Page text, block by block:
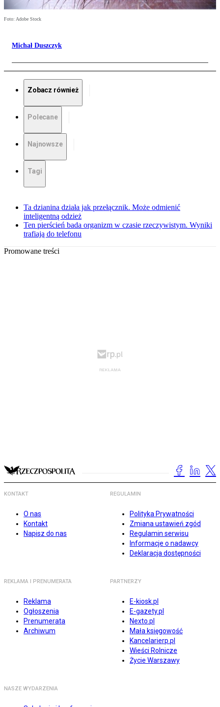
Foto: Adobe Stock
Michał Duszczyk
Zobacz również
Polecane
Najnowsze
Tagi
Ta dzianina działa jak przełącznik. Może odmienić
inteligentną odzież
Ten pierścień bada organizm w czasie rzeczywistym. Wyniki
trafiają do telefonu
Promowane treści
KONTAKT
O nas
Kontakt
Napisz do nas
REGULAMIN
Polityka Prywatności
Zmiana ustawień zgód
Regulamin serwisu
Informacje o nadawcy
Deklaracja dostępności
REKLAMA I PRENUMERATA
Reklama
Ogłoszenia
Prenumerata
Archiwum
PARTNERZY
E-kiosk.pl
E-gazety.pl
Nexto.pl
Mała księgowość
Kancelarierp.pl
Wieści Rolnicze
Życie Warszawy
NASZE WYDARZENIA